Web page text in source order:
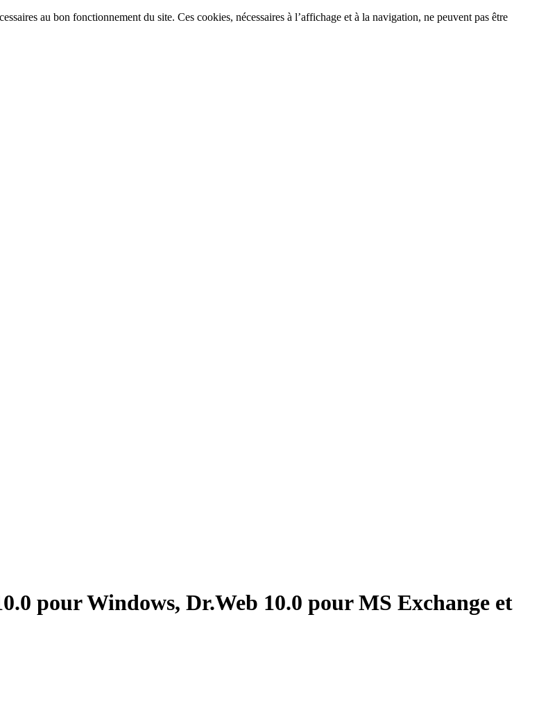
au bon fonctionnement du site. Ces cookies, nécessaires à l’affichage et à la navigation, ne peuvent pas être
pour Windows, Dr.Web 10.0 pour MS Exchange et